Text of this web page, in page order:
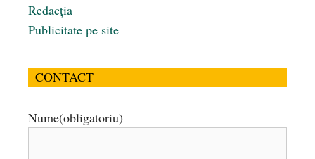
Redacția
Publicitate pe site
CONTACT
Nume(obligatoriu)